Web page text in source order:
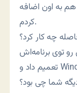
به اون اضافه
کردم.
چه کار کرد؟
توی برنامه‌اش
شما چی بود؟